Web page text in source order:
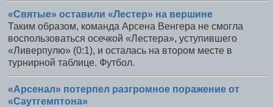
«Святые» оставили «Лестер» на вершине
Таким образом, команда Арсена Венгера не смогла
воспользоваться осечкой «Лестера», уступившего
«Ливерпулю» (0:1), и осталась на втором месте в
турнирной таблице. Футбол.
«Арсенал» потерпел разгромное поражение от
«Саутгемптона»